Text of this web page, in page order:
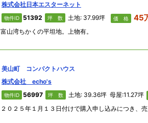
株式会社日本エスターネット
物件ID 51392 坪 数 土地: 37.99坪 価 格 45
富山湾ちかくの平坦地。上物有。
美山町 コンパクトハウス
株式会社 echo's
物件ID 56997 坪 数 土地: 39.36坪 母屋:11.27坪